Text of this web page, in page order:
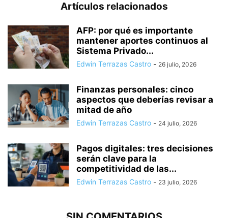
Artículos relacionados
AFP: por qué es importante
mantener aportes continuos al
Sistema Privado...
Edwin Terrazas Castro - 26 julio, 2026
Finanzas personales: cinco
aspectos que deberías revisar a
mitad de año
Edwin Terrazas Castro - 24 julio, 2026
Pagos digitales: tres decisiones
serán clave para la
competitividad de las...
Edwin Terrazas Castro - 23 julio, 2026